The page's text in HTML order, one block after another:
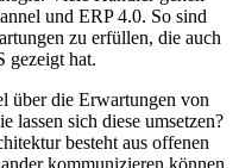
und ERP 4.0. So sind
zu erfüllen, die auch
gezeigt hat.
über die Erwartungen von
lassen sich diese umsetzen?
besteht aus offenen